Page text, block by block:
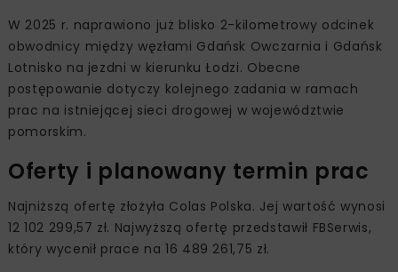
W 2025 r. naprawiono już blisko 2-kilometrowy odcinek
obwodnicy między węzłami Gdańsk Owczarnia i Gdańsk
Lotnisko na jezdni w kierunku Łodzi. Obecne
postępowanie dotyczy kolejnego zadania w ramach
prac na istniejącej sieci drogowej w województwie
pomorskim.
Oferty i planowany termin prac
Najniższą ofertę złożyła Colas Polska. Jej wartość wynosi
12 102 299,57 zł. Najwyższą ofertę przedstawił FBSerwis,
który wycenił prace na 16 489 261,75 zł.